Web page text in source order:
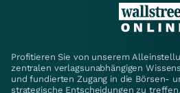
Profitieren Sie von unserem
zentralen verlagsunabhängigen
und fundierten Zugang in die Börsen-
strategische Entscheidungen zu treffen.